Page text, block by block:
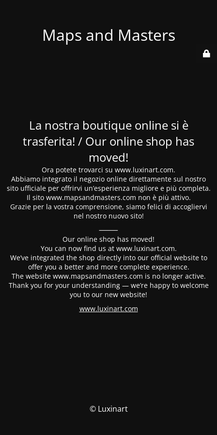
Maps and Masters
La nostra boutique online si è
trasferita! / Our online shop has
moved!
Ora potete trovarci su www.luxinart.com.
Abbiamo integrato il negozio online direttamente sul nostro
sito ufficiale per offrirvi un’esperienza migliore e più completa.
Il sito www.mapsandmasters.com non è più attivo.
Grazie per la vostra comprensione, siamo felici di accogliervi
nel nostro nuovo sito!
⸻
Our online shop has moved!
You can now find us at www.luxinart.com.
We’ve integrated the shop directly into our official website to
offer you a better and more complete experience.
The website www.mapsandmasters.com is no longer active.
Thank you for your understanding — we’re happy to welcome
you to our new website!
www.luxinart.com
© Luxinart